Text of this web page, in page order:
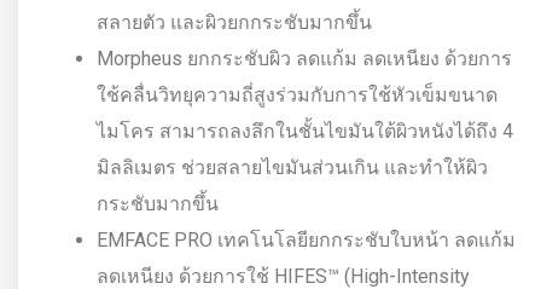
สลายตัว และผิวยกกระชับมากขึ้น
Morpheus ยกกระชับผิว ลดแก้ม ลดเหนียง ด้วยการ
ใช้คลื่นวิทยุความถี่สูงร่วมกับการใช้หัวเข็มขนาด
ไมโคร สามารถลงลึกในชั้นไขมันใต้ผิวหนังได้ถึง 4
มิลลิเมตร ช่วยสลายไขมันส่วนเกิน และทำให้ผิว
กระชับมากขึ้น
EMFACE PRO เทคโนโลยียกกระชับใบหน้า ลดแก้ม
ลดเหนียง ด้วยการใช้ HIFES™ (High-Intensity